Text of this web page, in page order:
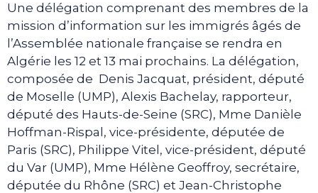
Une délégation comprenant des membres de la
mission d’information sur les immigrés âgés de
l’Assemblée nationale française se rendra en
Algérie les 12 et 13 mai prochains. La délégation,
composée de Denis Jacquat, président, député
de Moselle (UMP), Alexis Bachelay, rapporteur,
député des Hauts-de-Seine (SRC), Mme Danièle
Hoffman-Rispal, vice-présidente, députée de
Paris (SRC), Philippe Vitel, vice-président, député
du Var (UMP), Mme Hélène Geoffroy, secrétaire,
députée du Rhône (SRC) et Jean-Christophe